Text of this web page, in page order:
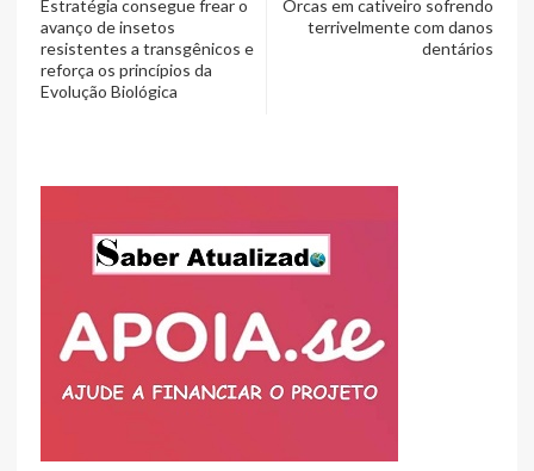
Orcas em cativeiro sofrendo
terrivelmente com danos
dentários
Estratégia consegue frear o
avanço de insetos
resistentes a transgênicos e
reforça os princípios da
Evolução Biológica